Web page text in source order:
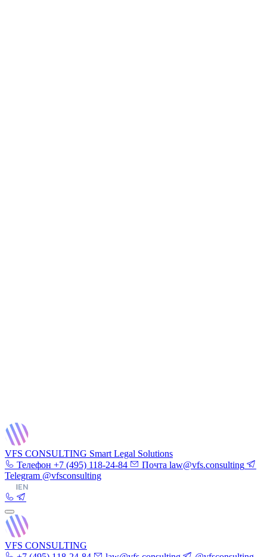
VFS CONSULTING Smart Legal Solutions
Телефон +7 (495) 118-24-84 Почта law@vfs.consulting
Telegram @vfsconsulting
|EN
VFS CONSULTING